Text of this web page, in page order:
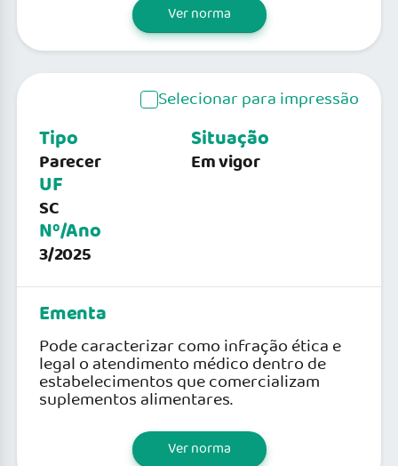
Ver norma
Selecionar para impressão
Tipo
Parecer
UF
SC
Nº/Ano
3/2025
Situação
Em vigor
Ementa
Pode caracterizar como infração ética e
legal o atendimento médico dentro de
estabelecimentos que comercializam
suplementos alimentares.
Ver norma